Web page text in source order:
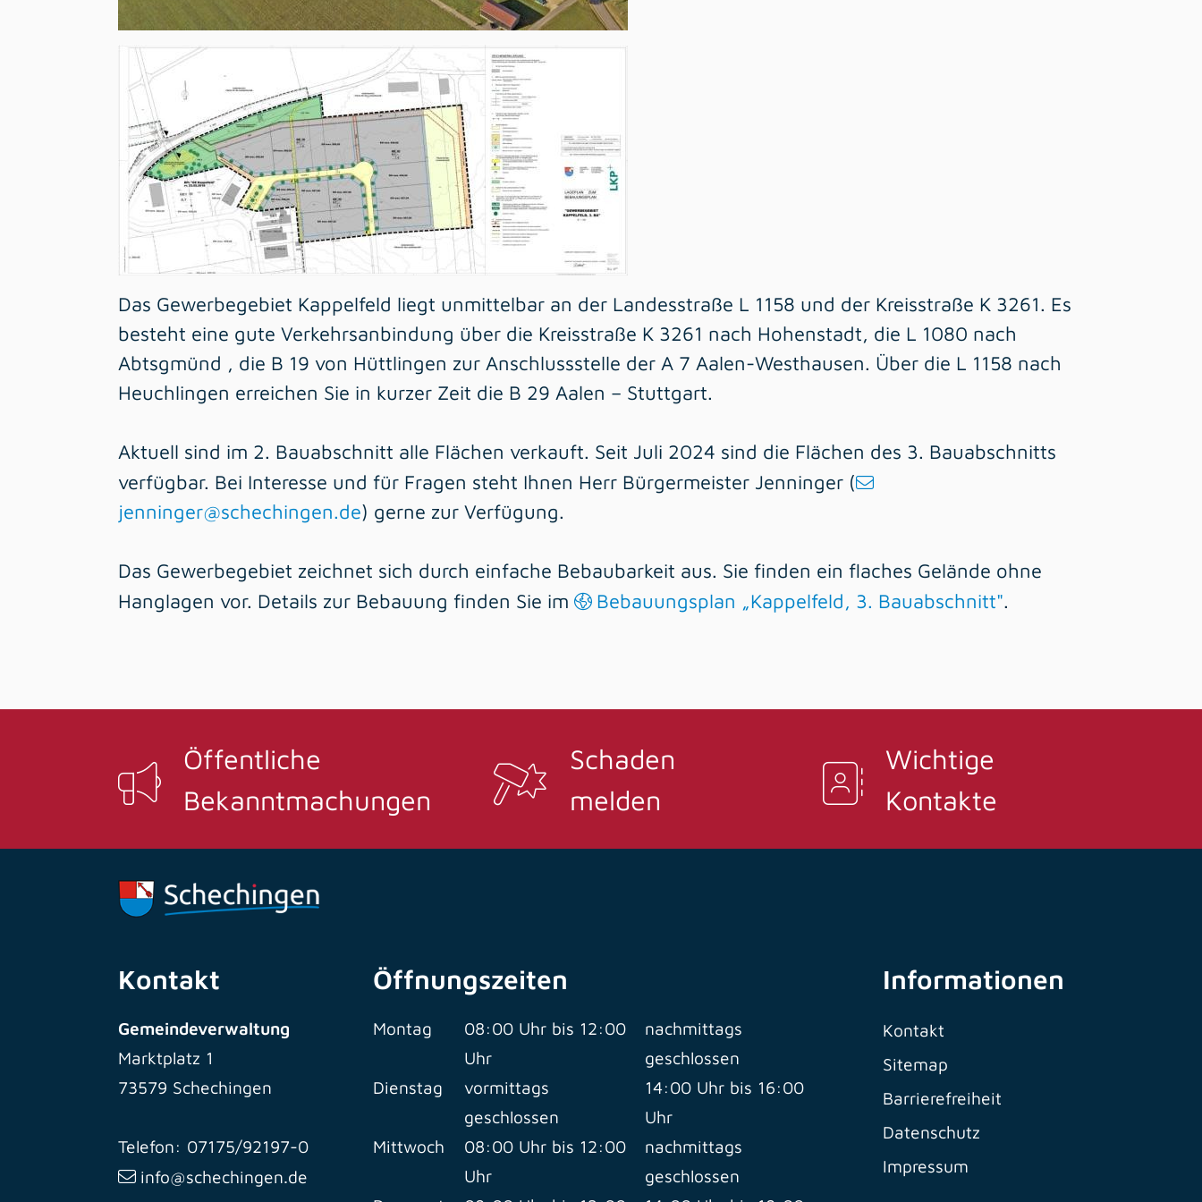
Das Gewerbegebiet Kappelfeld liegt unmittelbar an der Landesstraße L 1158 und der Kreisstraße K 3261. Es
besteht eine gute Verkehrsanbindung über die Kreisstraße K 3261 nach Hohenstadt, die L 1080 nach
Abtsgmünd , die B 19 von Hüttlingen zur Anschlussstelle der A 7 Aalen-Westhausen. Über die L 1158 nach
Heuchlingen erreichen Sie in kurzer Zeit die B 29 Aalen – Stuttgart.
Aktuell sind im 2. Bauabschnitt alle Flächen verkauft. Seit Juli 2024 sind die Flächen des 3. Bauabschnitts
verfügbar. Bei Interesse und für Fragen steht Ihnen Herr Bürgermeister Jenninger (
jenninger@schechingen.de) gerne zur Verfügung.
Das Gewerbegebiet zeichnet sich durch einfache Bebaubarkeit aus. Sie finden ein flaches Gelände ohne
Hanglagen vor. Details zur Bebauung finden Sie im
Bebauungsplan „Kappelfeld, 3. Bauabschnitt".
Öffentliche
Bekanntmachungen
Schaden
melden
Wichtige
Kontakte
Kontakt
Gemeindeverwaltung
Marktplatz 1
73579 Schechingen
Telefon: 07175/92197-0
info@schechingen.de
Öffnungszeiten
Montag
08:00 Uhr bis 12:00
Uhr
nachmittags
geschlossen
Dienstag
vormittags
geschlossen
14:00 Uhr bis 16:00
Uhr
Mittwoch
08:00 Uhr bis 12:00
Uhr
nachmittags
geschlossen
Informationen
Kontakt
Sitemap
Barrierefreiheit
Datenschutz
Impressum